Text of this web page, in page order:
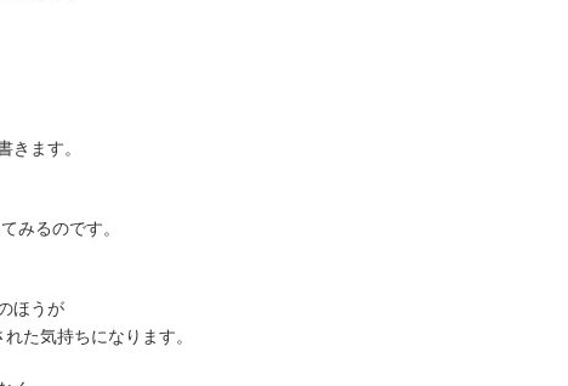
きます。
みるのです。
ほうが
た気持ちになります。